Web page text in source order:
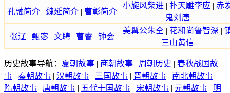
孔融简介 | 魏延简介 | 曹彰简介
小旋风柴进 | 扑天雕李应 | 赤
鬼刘唐
张辽 | 甄宓 | 文聘 | 曹睿 | 钟会
美髯公朱仝 | 花和尚鲁智深 |
三山黄信
历史故事导航： 夏朝故事 | 商朝故事 | 周朝历史 | 春秋战国故
事 | 秦朝故事 | 汉朝故事 | 三国故事 | 晋朝故事 | 南北朝故事 |
隋朝故事 | 唐朝故事 | 五代十国故事 | 宋朝故事 | 元朝故事 | 明